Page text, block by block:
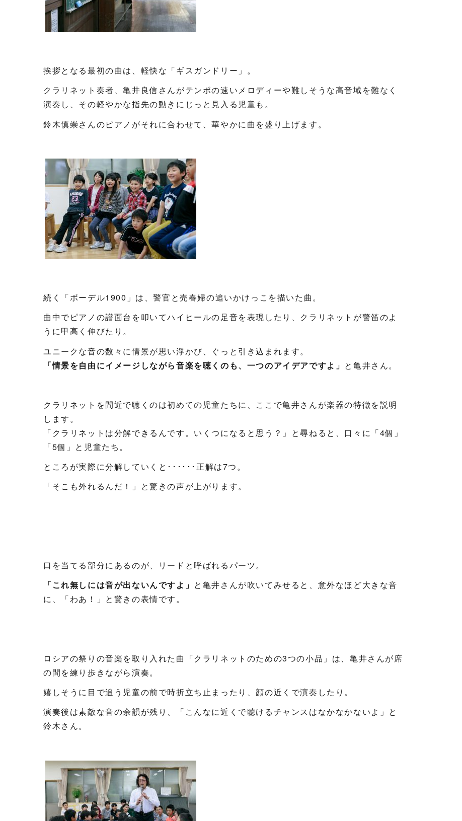
挨拶となる最初の曲は、軽快な「ギスガンドリー」。
クラリネット奏者、亀井良信さんがテンポの速いメロディーや難しそうな高音域を難なく
演奏し、その軽やかな指先の動きにじっと見入る児童も。
鈴木慎崇さんのピアノがそれに合わせて、華やかに曲を盛り上げます。
続く「ボーデル1900」は、警官と売春婦の追いかけっこを描いた曲。
曲中でピアノの譜面台を叩いてハイヒールの足音を表現したり、クラリネットが警笛のよ
うに甲高く伸びたり。
ユニークな音の数々に情景が思い浮かび、ぐっと引き込まれます。
「情景を自由にイメージしながら音楽を聴くのも、一つのアイデアですよ」 と亀井さん。
クラリネットを間近で聴くのは初めての児童たちに、ここで亀井さんが楽器の特徴を説明
します。
「クラリネットは分解できるんです。いくつになると思う？」と尋ねると、口々に「4個」
「5個」と児童たち。
ところが実際に分解していくと･･････正解は7つ。
「そこも外れるんだ！」と驚きの声が上がります。
口を当てる部分にあるのが、リードと呼ばれるパーツ。
「これ無しには音が出ないんですよ」 と亀井さんが吹いてみせると、意外なほど大きな音
に、「わあ！」と驚きの表情です。
ロシアの祭りの音楽を取り入れた曲「クラリネットのための3つの小品」は、亀井さんが席
の間を練り歩きながら演奏。
嬉しそうに目で追う児童の前で時折立ち止まったり、顔の近くで演奏したり。
演奏後は素敵な音の余韻が残り、「こんなに近くで聴けるチャンスはなかなかないよ」と
鈴木さん。